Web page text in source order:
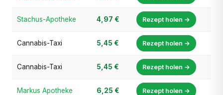
Stachus-Apotheke 4,97 € Rezept holen →
Cannabis-Taxi 5,45 € Rezept holen →
Cannabis-Taxi 5,45 € Rezept holen →
Markus Apotheke 6,25 € Rezept holen →